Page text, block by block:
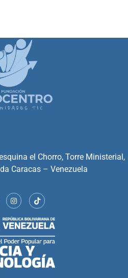
el Chorro, Torre Ministerial,
Caracas – Venezuela